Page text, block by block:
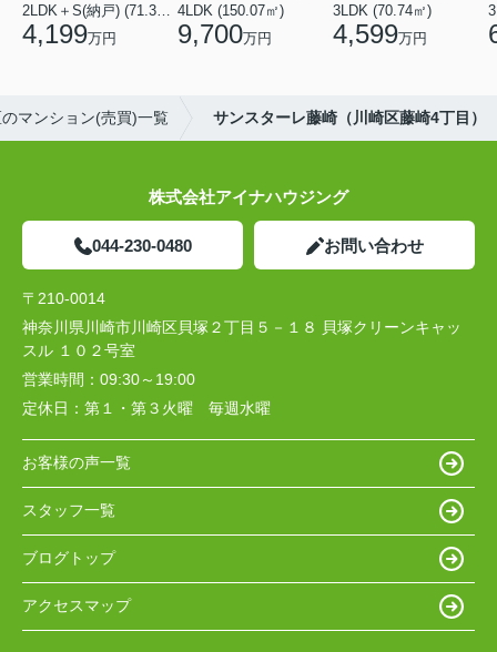
4,199万円
4LDK (150.07㎡)
9,700万円
3LDK (70.74㎡)
4,599万円
マンション(売買)一覧 サンスターレ藤崎（川崎区藤崎4丁目）
株式会社アイナハウジング
044-230-0480 お問い合わせ
〒210-0014
神奈川県川崎市川崎区貝塚２丁目５－１８ 貝塚クリーンキャッ
スル １０２号室
営業時間： 09:30～19:00
定休日： 第１・第３火曜 毎週水曜
お客様の声一覧
スタッフ一覧
ブログトップ
アクセスマップ